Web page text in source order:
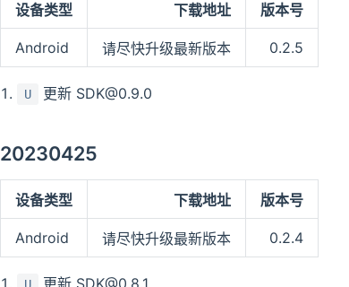
设备类型 下载地址 版本号
Android 请尽快升级最新版本 0.2.5
U 更新 SDK@0.9.0
20230425
设备类型 下载地址 版本号
Android 请尽快升级最新版本 0.2.4